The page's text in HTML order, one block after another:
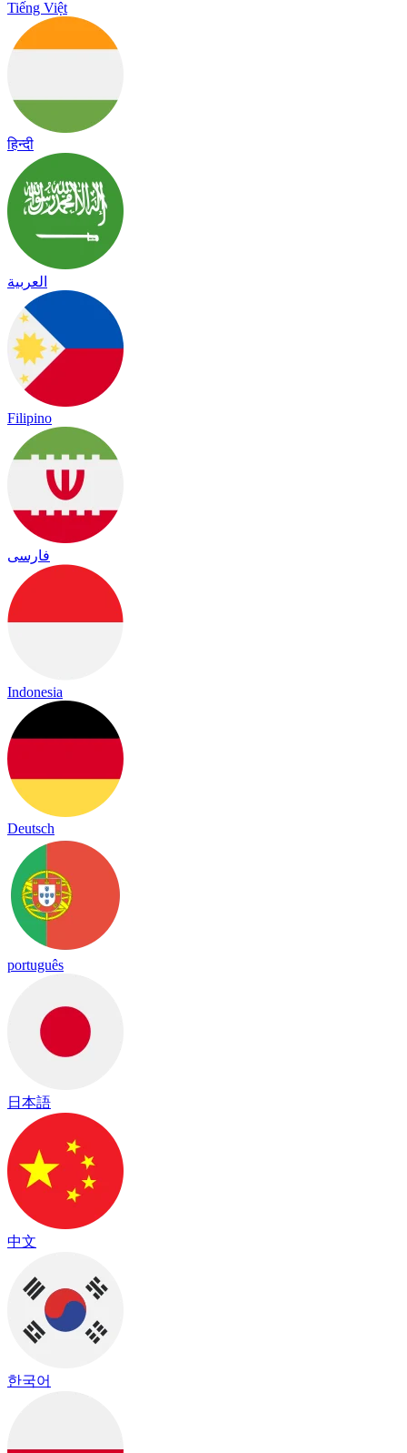
Tiếng Việt
हिन्दी
العربية
Filipino
فارسی
Indonesia
Deutsch
português
日本語
中文
한국어